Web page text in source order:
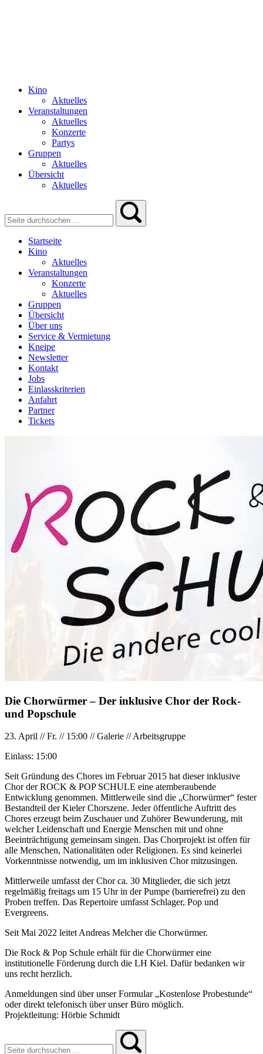
Kino
Aktuelles
Veranstaltungen
Aktuelles
Konzerte
Partys
Gruppen
Aktuelles
Übersicht
Aktuelles
Startseite
Kino
Aktuelles
Veranstaltungen
Konzerte
Aktuelles
Gruppen
Übersicht
Über uns
Service & Vermietung
Kneipe
Newsletter
Kontakt
Jobs
Einlasskriterien
Anfahrt
Partner
Tickets
Die Chorwürmer – Der inklusive Chor der Rock-
und Popschule
23. April //Fr. // 15:00 //Galerie //Arbeitsgruppe
Einlass: 15:00
Seit Gründung des Chores im Februar 2015 hat dieser inklusive
Chor der ROCK & POP SCHULE eine atemberaubende
Entwicklung genommen. Mittlerweile sind die „Chorwürmer“ fester
Bestandteil der Kieler Chorszene. Jeder öffentliche Auftritt des
Chores erzeugt beim Zuschauer und Zuhörer Bewunderung, mit
welcher Leidenschaft und Energie Menschen mit und ohne
Beeinträchtigung gemeinsam singen. Das Chorprojekt ist offen für
alle Menschen, Nationalitäten oder Religionen. Es sind keinerlei
Vorkenntnisse notwendig, um im inklusiven Chor mitzusingen.
Mittlerweile umfasst der Chor ca. 30 Mitglieder, die sich jetzt
regelmäßig freitags um 15 Uhr in der Pumpe (barrierefrei) zu den
Proben treffen. Das Repertoire umfasst Schlager, Pop und
Evergreens.
Seit Mai 2022 leitet Andreas Melcher die Chorwürmer.
Die Rock & Pop Schule erhält für die Chorwürmer eine
institutionelle Förderung durch die LH Kiel. Dafür bedanken wir
uns recht herzlich.
Anmeldungen sind über unser Formular „Kostenlose Probestunde“
oder direkt telefonisch über unser Büro möglich.
Projektleitung: Hörbie Schmidt